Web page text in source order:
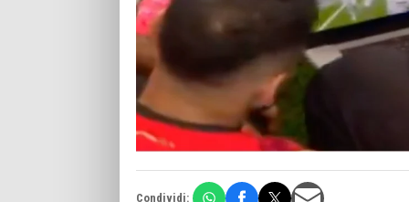
Condividi: